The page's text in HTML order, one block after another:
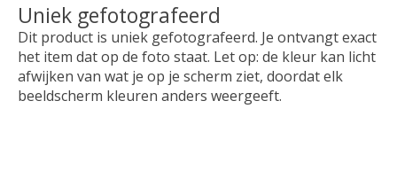
Uniek gefotografeerd
Dit product is uniek gefotografeerd. Je ontvangt exact
het item dat op de foto staat. Let op: de kleur kan licht
afwijken van wat je op je scherm ziet, doordat elk
beeldscherm kleuren anders weergeeft.